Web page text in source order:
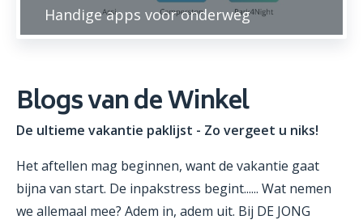
Handige apps voor onderweg
Blogs van de Winkel
De ultieme vakantie paklijst - Zo vergeet u niks!
Het aftellen mag beginnen, want de vakantie gaat
bijna van start. De inpakstress begint...... Wat nemen
we allemaal mee? Adem in, adem uit. Bij DE JONG